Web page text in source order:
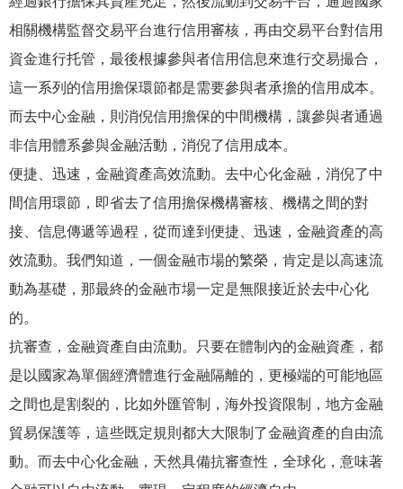
相關機構監督交易平台進行信用審核，再由交易平台對信用
資金進行托管，最後根據參與者信用信息來進行交易撮合，
這一系列的信用擔保環節都是需要參與者承擔的信用成本。
而去中心金融，則消倪信用擔保的中間機構，讓參與者通過
非信用體系參與金融活動，消倪了信用成本。
便捷、迅速，金融資產高效流動。去中心化金融，消倪了中
間信用環節，即省去了信用擔保機構審核、機構之間的對
接、信息傳遞等過程，從而達到便捷、迅速，金融資產的高
效流動。我們知道，一個金融市場的繁榮，肯定是以高速流
動為基礎，那最終的金融市場一定是無限接近於去中心化
的。
抗審查，金融資產自由流動。只要在體制內的金融資產，都
是以國家為單個經濟體進行金融隔離的，更極端的可能地區
之間也是割裂的，比如外匯管制，海外投資限制，地方金融
貿易保護等，這些既定規則都大大限制了金融資產的自由流
動。而去中心化金融，天然具備抗審查性，全球化，意味著